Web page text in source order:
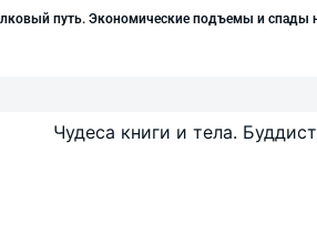
путь. Экономические подъемы и спады